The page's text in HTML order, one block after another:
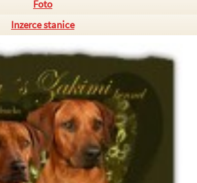
Foto
Inzerce stanice